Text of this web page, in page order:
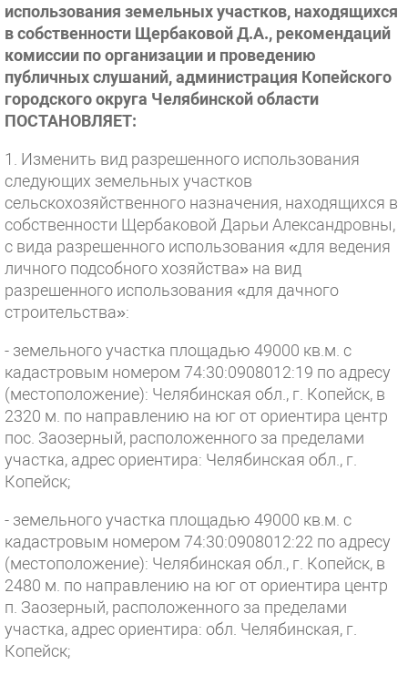
использования земельных участков, находящихся
в собственности Щербаковой Д.А., рекомендаций
комиссии по организации и проведению
публичных слушаний, администрация Копейского
городского округа Челябинской области
ПОСТАНОВЛЯЕТ:
1. Изменить вид разрешенного использования
следующих земельных участков
сельскохозяйственного назначения, находящихся в
собственности Щербаковой Дарьи Александровны,
с вида разрешенного использования «для ведения
личного подсобного хозяйства» на вид
разрешенного использования «для дачного
строительства»:
- земельного участка площадью 49000 кв.м. с
кадастровым номером 74:30:0908012:19 по адресу
(местоположение): Челябинская обл., г. Копейск, в
2320 м. по направлению на юг от ориентира центр
пос. Заозерный, расположенного за пределами
участка, адрес ориентира: Челябинская обл., г.
Копейск;
- земельного участка площадью 49000 кв.м. с
кадастровым номером 74:30:0908012:22 по адресу
(местоположение): Челябинская обл., г. Копейск, в
2480 м. по направлению на юг от ориентира центр
п. Заозерный, расположенного за пределами
участка, адрес ориентира: обл. Челябинская, г.
Копейск;